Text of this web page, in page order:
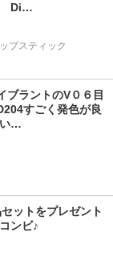
Di…
プスティック
ブラントのV０６目
すごく発色が良
い…
ットをプレゼント
ンビ♪